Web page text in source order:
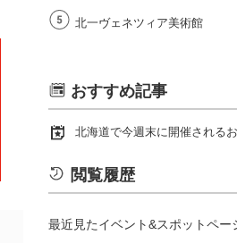
北一ヴェネツィア美術館
おすすめ記事
北海道で今週末に開催される
閲覧履歴
最近見たイベント&スポットペー